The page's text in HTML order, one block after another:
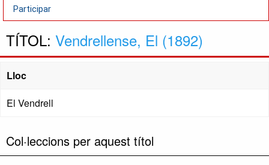
Participar
TÍTOL: Vendrellense, El (1892)
Lloc
El Vendrell
Col·leccions per aquest títol